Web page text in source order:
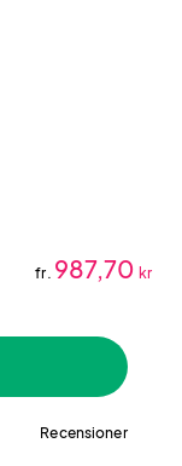
fr. 987,70 kr
Recensioner